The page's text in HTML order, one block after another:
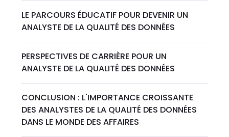
LE PARCOURS ÉDUCATIF POUR DEVENIR UN
ANALYSTE DE LA QUALITÉ DES DONNÉES
PERSPECTIVES DE CARRIÈRE POUR UN
ANALYSTE DE LA QUALITÉ DES DONNÉES
CONCLUSION : L'IMPORTANCE CROISSANTE
DES ANALYSTES DE LA QUALITÉ DES DONNÉES
DANS LE MONDE DES AFFAIRES